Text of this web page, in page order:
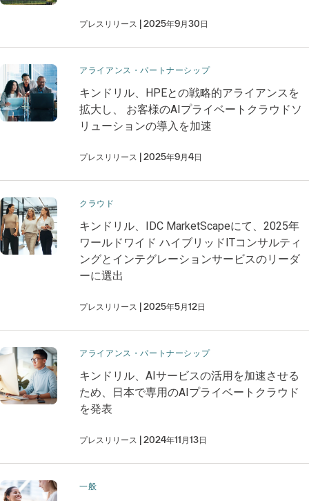
プレスリリース 2025年9月30日
アライアンス・パートナーシップ
キンドリル、HPEとの戦略的アライアンスを
拡大し、 お客様のAIプライベートクラウドソ
リューションの導入を加速
プレスリリース 2025年9月4日
クラウド
キンドリル、IDC MarketScapeにて、2025年
ワールドワイド ハイブリッドITコンサルティ
ングとインテグレーションサービスのリーダ
ーに選出
プレスリリース 2025年5月12日
アライアンス・パートナーシップ
キンドリル、AIサービスの活用を加速させる
ため、日本で専用のAIプライベートクラウド
を発表
プレスリリース 2024年11月13日
一般